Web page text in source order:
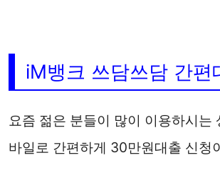
iM뱅크 쓰담쓰담 간편
요즘 젊은 분들이 많이 이용하시는
바일로 간편하게 30만원대출 신청